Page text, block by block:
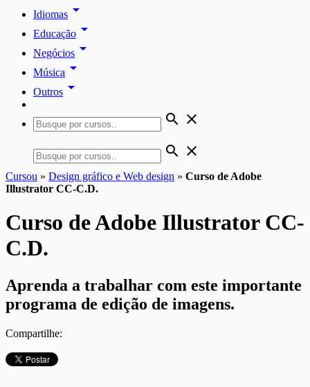
Idiomas arrow_drop_down
Educação arrow_drop_down
Negócios arrow_drop_down
Música arrow_drop_down
Outros arrow_drop_down
search close
search close
Cursou » Design gráfico e Web design » Curso de Adobe
Illustrator CC-C.D.
Curso de Adobe Illustrator CC-
C.D.
Aprenda a trabalhar com este importante
programa de edição de imagens.
Compartilhe: